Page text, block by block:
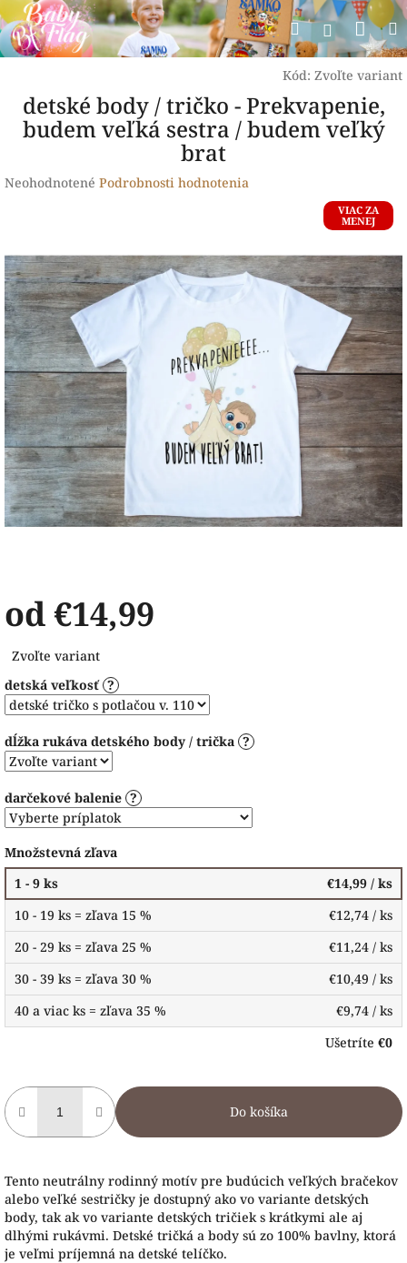
Prejsť
na
obsah
Hľadať
Kód: Zvoľte variant
detské body / tričko - Prekvapenie,
budem veľká sestra / budem veľký
brat
Priemerné
0,0
z
5
hviezdičiek.
Neohodnotené Podrobnosti hodnotenia
VIAC ZA
MENEJ
od €14,99
cena:
Zvoľte variant
detská veľkosť ?
dĺžka rukáva detského body / trička ?
darčekové balenie ?
Množstevná zľava
1 - 9 ks
€14,99 / ks
10 - 19 ks = zľava 15 %
€12,74 / ks
20 - 29 ks = zľava 25 %
€11,24 / ks
30 - 39 ks = zľava 30 %
€10,49 / ks
40 a viac ks = zľava 35 %
€9,74 / ks
Ušetríte €0
Do košíka
Tento neutrálny rodinný motív pre budúcich veľkých bračekov
alebo veľké sestričky je dostupný ako vo variante detských
body, tak ak vo variante detských tričiek s krátkymi ale aj
dlhými rukávmi. Detské tričká a body sú zo 100% bavlny, ktorá
je veľmi príjemná na detské telíčko.